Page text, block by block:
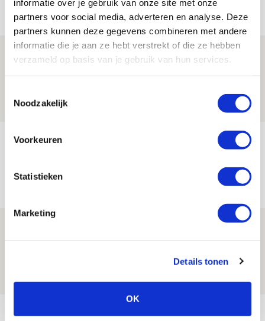
informatie over je gebruik van onze site met onze
partners voor social media, adverteren en analyse. Deze
partners kunnen deze gegevens combineren met andere
informatie die je aan ze hebt verstrekt of die ze hebben
verzameld op basis van je gebruik van hun services.
Noodzakelijk
Voorkeuren
Statistieken
Marketing
Details tonen
OK
Net binnen //
Drie dingen die je moet weten over PEC
Zwolle - Ajax
NIEUWS
Míchels elf: met welke formatie begin
08 AUGUSTUS 2026 - 11:34
maakt Abdalla ‘geen reet’ uit